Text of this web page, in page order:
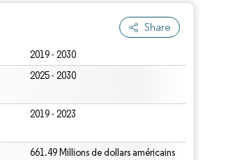
Share
2019 - 2030
2025 - 2030
2019 - 2023
661.49 Millions de dollars américains